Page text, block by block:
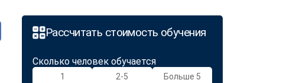
Рассчитать стоимость обучения
Сколько человек обучается
1 2-5 Больше 5